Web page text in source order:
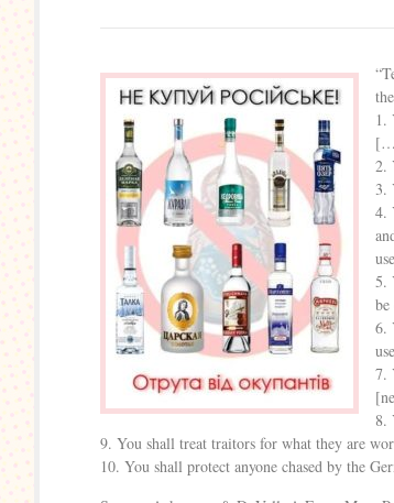
1.
2.
3.
4.
5.
6.
7.
8.
9. You shall treat traitors for what they are
10. You shall protect anyone chased by the